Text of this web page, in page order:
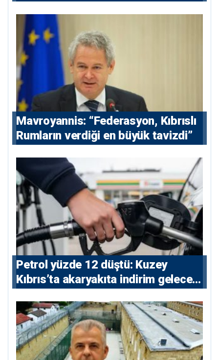
Mavroyannis: “Federasyon, Kıbrıslı
Rumların verdiği en büyük tavizdi”
Petrol yüzde 12 düştü: Kuzey
Kıbrıs’ta akaryakıta indirim gelecek